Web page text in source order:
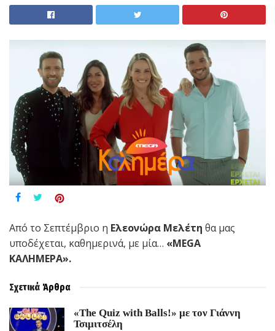
Από το Σεπτέμβριο η Ελεονώρα Μελέτη θα μας
υποδέχεται, καθημερινά, με μία… «MEGA
ΚΑΛΗΜΕΡΑ».
Σχετικά Άρθρα
«The Quiz with Balls!» με τον Γιάννη
Τσιμιτσέλη